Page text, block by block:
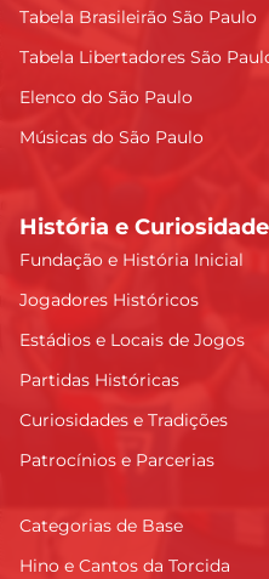
Tabela Brasileirão São Paulo
Tabela Libertadores São
Elenco do São Paulo
Músicas do São Paulo
História e
Fundação e História Inicial
Jogadores Históricos
Estádios e Locais de Jogos
Partidas Históricas
Curiosidades e Tradições
Patrocínios e Parcerias
Categorias de Base
Hino e Cantos da Torcida